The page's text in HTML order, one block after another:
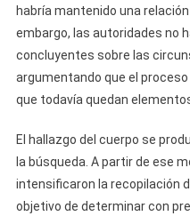
habría mantenido una
embargo, las autoridades no
concluyentes sobre las
argumentando que el
que todavía quedan
El hallazgo del cuerpo se
la búsqueda. A partir de ese
intensificaron la recopilación
objetivo de determinar con